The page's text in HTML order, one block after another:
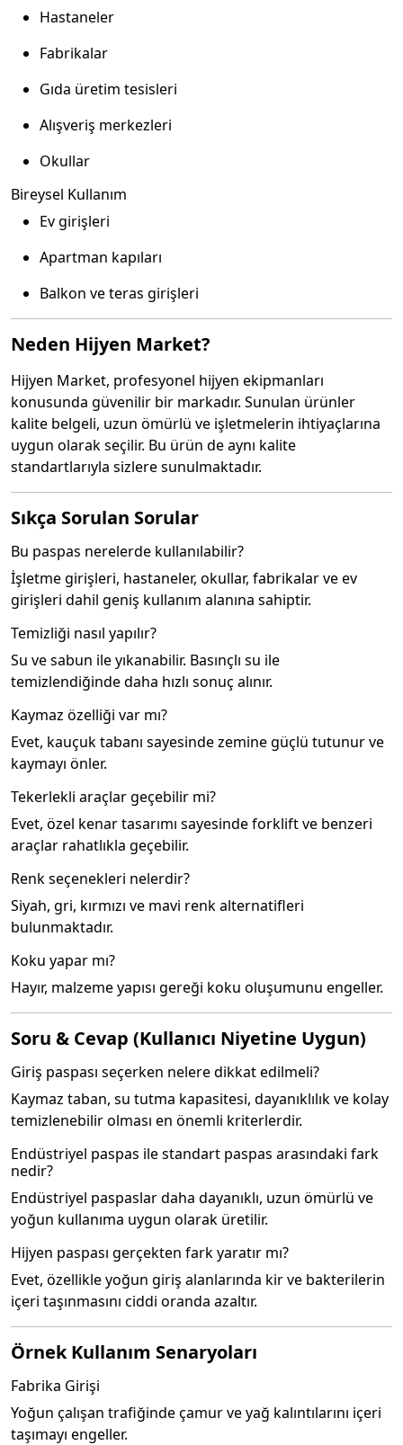
Hastaneler
Fabrikalar
Gıda üretim tesisleri
Alışveriş merkezleri
Okullar
Bireysel Kullanım
Ev girişleri
Apartman kapıları
Balkon ve teras girişleri
Neden Hijyen Market?
Hijyen Market, profesyonel hijyen ekipmanları
konusunda güvenilir bir markadır. Sunulan ürünler
kalite belgeli, uzun ömürlü ve işletmelerin ihtiyaçlarına
uygun olarak seçilir. Bu ürün de aynı kalite
standartlarıyla sizlere sunulmaktadır.
Sıkça Sorulan Sorular
Bu paspas nerelerde kullanılabilir?
İşletme girişleri, hastaneler, okullar, fabrikalar ve ev
girişleri dahil geniş kullanım alanına sahiptir.
Temizliği nasıl yapılır?
Su ve sabun ile yıkanabilir. Basınçlı su ile
temizlendiğinde daha hızlı sonuç alınır.
Kaymaz özelliği var mı?
Evet, kauçuk tabanı sayesinde zemine güçlü tutunur ve
kaymayı önler.
Tekerlekli araçlar geçebilir mi?
Evet, özel kenar tasarımı sayesinde forklift ve benzeri
araçlar rahatlıkla geçebilir.
Renk seçenekleri nelerdir?
Siyah, gri, kırmızı ve mavi renk alternatifleri
bulunmaktadır.
Koku yapar mı?
Hayır, malzeme yapısı gereği koku oluşumunu engeller.
Soru & Cevap (Kullanıcı Niyetine Uygun)
Giriş paspası seçerken nelere dikkat edilmeli?
Kaymaz taban, su tutma kapasitesi, dayanıklılık ve kolay
temizlenebilir olması en önemli kriterlerdir.
Endüstriyel paspas ile standart paspas arasındaki fark
nedir?
Endüstriyel paspaslar daha dayanıklı, uzun ömürlü ve
yoğun kullanıma uygun olarak üretilir.
Hijyen paspası gerçekten fark yaratır mı?
Evet, özellikle yoğun giriş alanlarında kir ve bakterilerin
içeri taşınmasını ciddi oranda azaltır.
Örnek Kullanım Senaryoları
Fabrika Girişi
Yoğun çalışan trafiğinde çamur ve yağ kalıntılarını içeri
taşımayı engeller.